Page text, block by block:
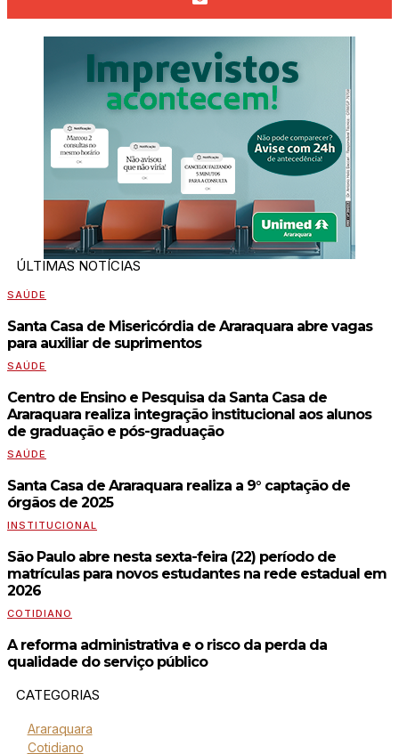
ÚLTIMAS NOTÍCIAS
SAÚDE
Santa Casa de Misericórdia de Araraquara abre vagas
para auxiliar de suprimentos
SAÚDE
Centro de Ensino e Pesquisa da Santa Casa de
Araraquara realiza integração institucional aos alunos
de graduação e pós-graduação
SAÚDE
Santa Casa de Araraquara realiza a 9° captação de
órgãos de 2025
INSTITUCIONAL
São Paulo abre nesta sexta-feira (22) período de
matrículas para novos estudantes na rede estadual em
2026
COTIDIANO
A reforma administrativa e o risco da perda da
qualidade do serviço público
CATEGORIAS
Araraquara
Cotidiano